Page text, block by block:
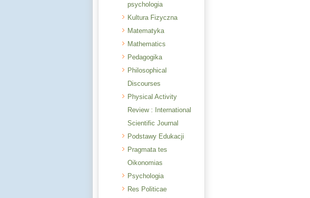
psychologia
Kultura Fizyczna
Matematyka
Mathematics
Pedagogika
Philosophical
Discourses
Physical Activity
Review : International
Scientific Journal
Podstawy Edukacji
Pragmata tes
Oikonomias
Psychologia
Res Politicae